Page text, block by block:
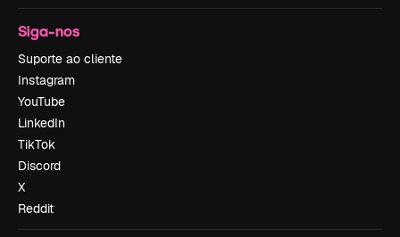
Siga-nos
Suporte ao cliente
Instagram
YouTube
LinkedIn
TikTok
Discord
X
Reddit